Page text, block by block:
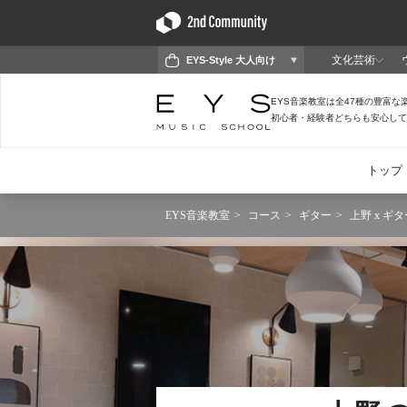
EYS音楽教室 コース ギター 上野 x ギタ